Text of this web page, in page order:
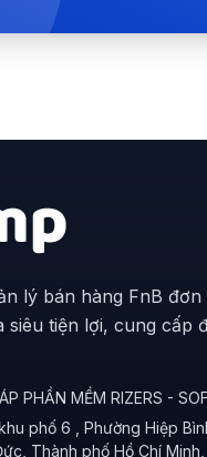
lý bán hàng FnB đơn
siêu tiện lợi, cung cấp
PHẦN MỀM RIZERS -
phố 6 , Phường Hiệp
Thành phố Hồ Chí